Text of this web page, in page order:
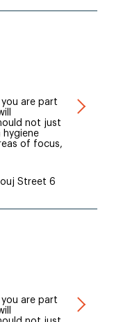
are part
not just
hygiene
of focus,
Street 6
are part